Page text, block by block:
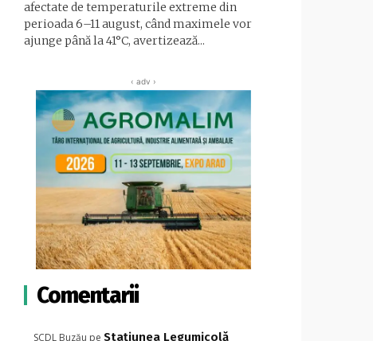
afectate de temperaturile extreme din
perioada 6–11 august, când maximele vor
ajunge până la 41°C, avertizează...
‹ adv ›
Comentarii
SCDL Buzău pe Stațiunea Legumicolă